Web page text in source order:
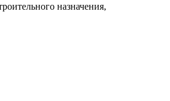
назначения,